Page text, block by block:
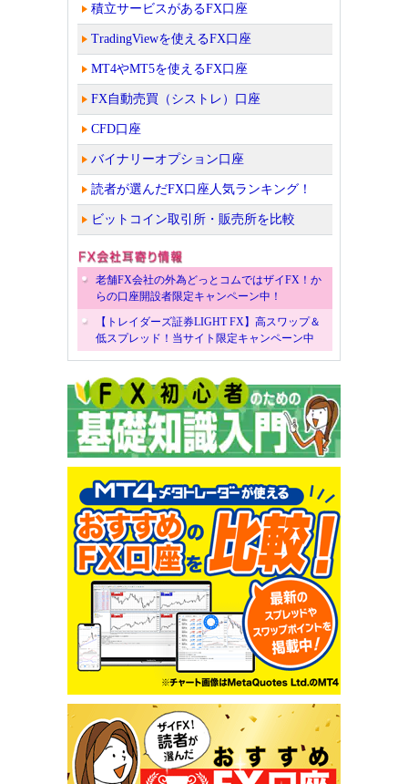
積立サービスがあるFX口座
TradingViewを使えるFX口座
MT4やMT5を使えるFX口座
FX自動売買（シストレ）口座
CFD口座
バイナリーオプション口座
読者が選んだFX口座人気ランキング！
ビットコイン取引所・販売所を比較
老舗FX会社の外為どっとコムではザイFX！か
らの口座開設者限定キャンペーン中！
【トレイダーズ証券LIGHT FX】高スワップ＆
低スプレッド！当サイト限定キャンペーン中